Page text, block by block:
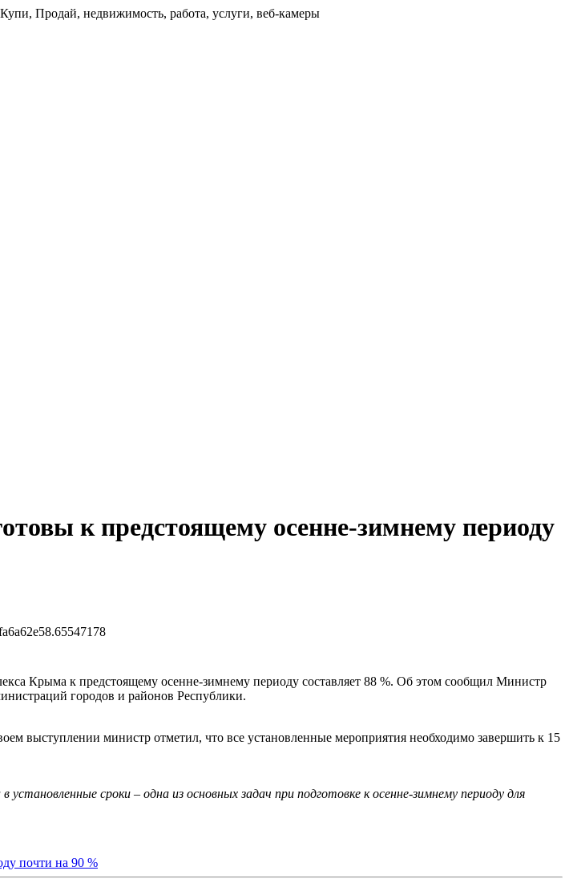
к предстоящему осенне-зимнему периоду
Крыма к предстоящему осенне-зимнему периоду составляет 88 %. Об этом сообщил Министр
городов и районов Республики.
выступлении министр отметил, что все установленные мероприятия необходимо завершить к 15
сроки – одна из основных задач при подготовке к осенне-зимнему периоду для